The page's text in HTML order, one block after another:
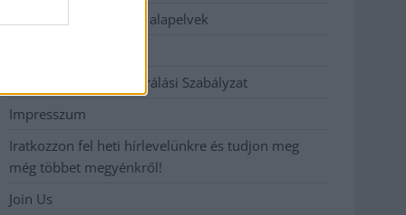
Etikai és függetlenségi alapelvek
Hozzászólási és Moderálási Szabályzat
Impresszum
Iratkozzon fel heti hírlevelünkre és tudjon meg
még többet megyénkről!
Join Us